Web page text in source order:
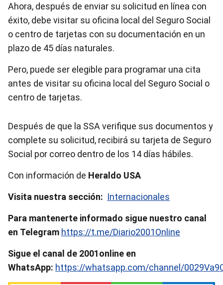
Ahora, después de enviar su solicitud en línea con
éxito, debe visitar su oficina local del Seguro Social
o centro de tarjetas con su documentación en un
plazo de 45 días naturales.
Pero, puede ser elegible para programar una cita
antes de visitar su oficina local del Seguro Social o
centro de tarjetas.
Después de que la SSA verifique sus documentos y
complete su solicitud, recibirá su tarjeta de Seguro
Social por correo dentro de los 14 días hábiles.
Con información de Heraldo USA
Visita nuestra sección: Internacionales
Para mantenerte informado sigue nuestro canal
en Telegram https://t.me/Diario2001Online
Sigue el canal de 2001online en
WhatsApp: https://whatsapp.com/channel/